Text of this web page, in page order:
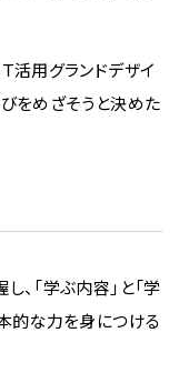
活用グランドデザイ
をめざそうと決めた
、「学ぶ内容」と「学
的な力を身につける